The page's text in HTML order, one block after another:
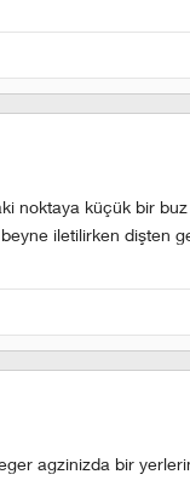
noktaya küçük bir
iletilirken dişten
agzinizda bir